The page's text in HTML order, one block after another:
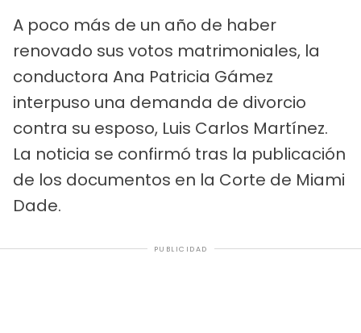
A poco más de un año de haber
renovado sus votos matrimoniales, la
conductora Ana Patricia Gámez
interpuso una demanda de divorcio
contra su esposo, Luis Carlos Martínez.
La noticia se confirmó tras la publicación
de los documentos en la Corte de Miami
Dade.
PUBLICIDAD